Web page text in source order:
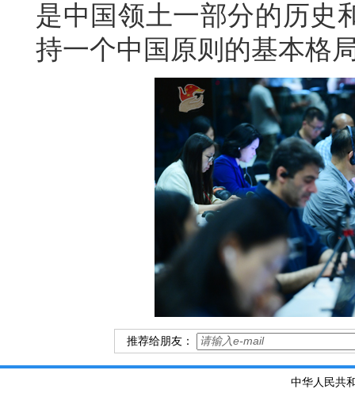
是中国领土一部分的历史
持一个中国原则的基本格
推荐给朋友：
中华人民共